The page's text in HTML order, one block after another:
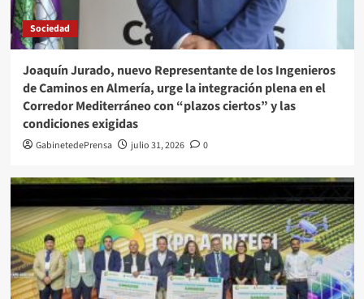
Sociedad
Joaquín Jurado, nuevo Representante de los Ingenieros
de Caminos en Almería, urge la integración plena en el
Corredor Mediterráneo con “plazos ciertos” y las
condiciones exigidas
GabinetedePrensa julio 31, 2026 0